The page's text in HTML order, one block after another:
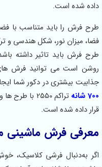
شده است.
فرش را باید متناسب با فضای
میزان نور، شکل هندسی و
باید تاثیر داشته
است می توانید فرش های با
بیشتری در دکور شما ایجاد
تراکم 2550 با طرح
داده شده است.
فرش ماشینی
به‌دنبال فرشی کلاسیک،